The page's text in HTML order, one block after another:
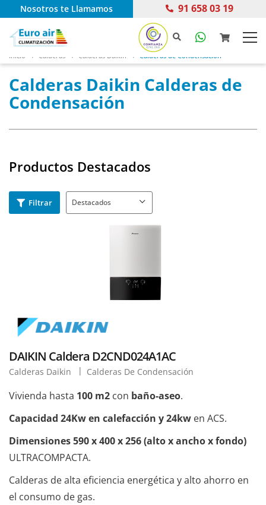
Nosotros te Llamamos 91 658 03 19
Inicio Calderas Calderas Daikin Calderas de Condensación
Calderas Daikin Calderas de
Condensación
Productos Destacados
Filtrar
DAIKIN Caldera D2CND024A1AC
Calderas Daikin Calderas De Condensación
Vivienda hasta 100 m2 con baño-aseo.
Capacidad 24Kw en calefacción y 24kw en ACS.
Dimensiones 590 x 400 x 256 (alto x ancho x fondo)
ULTRACOMPACTA.
Calderas de alta eficiencia energética y alto ahorro en
el consumo de gas.